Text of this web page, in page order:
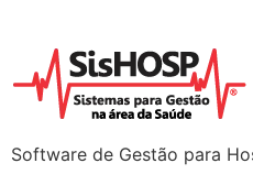
Software de Gestão para